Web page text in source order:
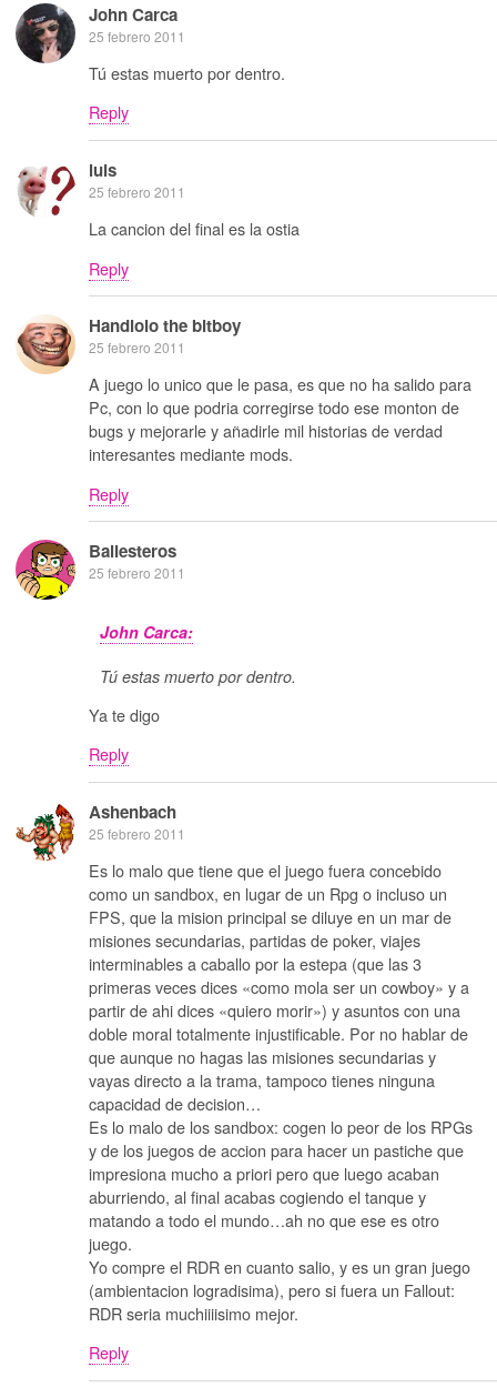
John Carca
25 febrero 2011
Tú estas muerto por dentro.
Reply
luis
25 febrero 2011
La cancion del final es la ostia
Reply
Handlolo the bitboy
25 febrero 2011
A juego lo unico que le pasa, es que no ha salido para
Pc, con lo que podria corregirse todo ese monton de
bugs y mejorarle y añadirle mil historias de verdad
interesantes mediante mods.
Reply
Ballesteros
25 febrero 2011
John Carca:
Tú estas muerto por dentro.
Ya te digo
Reply
Ashenbach
25 febrero 2011
Es lo malo que tiene que el juego fuera concebido
como un sandbox, en lugar de un Rpg o incluso un
FPS, que la mision principal se diluye en un mar de
misiones secundarias, partidas de poker, viajes
interminables a caballo por la estepa (que las 3
primeras veces dices «como mola ser un cowboy» y a
partir de ahi dices «quiero morir») y asuntos con una
doble moral totalmente injustificable. Por no hablar de
que aunque no hagas las misiones secundarias y
vayas directo a la trama, tampoco tienes ninguna
capacidad de decision…
Es lo malo de los sandbox: cogen lo peor de los RPGs
y de los juegos de accion para hacer un pastiche que
impresiona mucho a priori pero que luego acaban
aburriendo, al final acabas cogiendo el tanque y
matando a todo el mundo…ah no que ese es otro
juego.
Yo compre el RDR en cuanto salio, y es un gran juego
(ambientacion logradisima), pero si fuera un Fallout:
RDR seria muchiiiisimo mejor.
Reply